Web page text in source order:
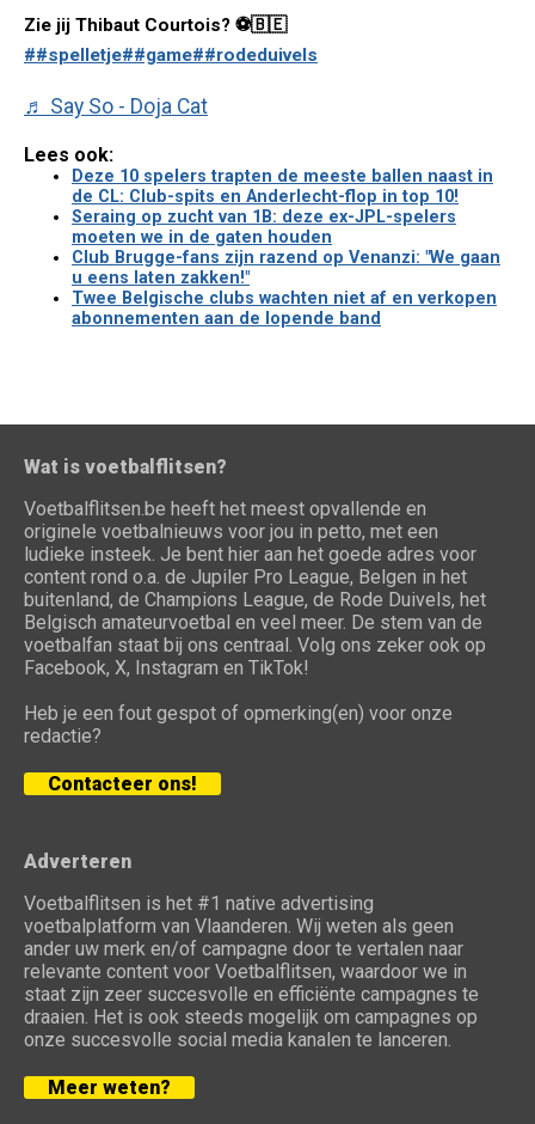
Zie jij Thibaut Courtois? ⚽️🇧🇪
##spelletje##game##rodeduivels
♬ Say So - Doja Cat
Lees ook:
Deze 10 spelers trapten de meeste ballen naast in
de CL: Club-spits en Anderlecht-flop in top 10!
Seraing op zucht van 1B: deze ex-JPL-spelers
moeten we in de gaten houden
Club Brugge-fans zijn razend op Venanzi: "We gaan
u eens laten zakken!"
Twee Belgische clubs wachten niet af en verkopen
abonnementen aan de lopende band
Wat is voetbalflitsen?
Voetbalflitsen.be heeft het meest opvallende en
originele voetbalnieuws voor jou in petto, met een
ludieke insteek. Je bent hier aan het goede adres voor
content rond o.a. de Jupiler Pro League, Belgen in het
buitenland, de Champions League, de Rode Duivels, het
Belgisch amateurvoetbal en veel meer. De stem van de
voetbalfan staat bij ons centraal. Volg ons zeker ook op
Facebook, X, Instagram en TikTok!
Heb je een fout gespot of opmerking(en) voor onze
redactie?
Contacteer ons!
Adverteren
Voetbalflitsen is het #1 native advertising
voetbalplatform van Vlaanderen. Wij weten als geen
ander uw merk en/of campagne door te vertalen naar
relevante content voor Voetbalflitsen, waardoor we in
staat zijn zeer succesvolle en efficiënte campagnes te
draaien. Het is ook steeds mogelijk om campagnes op
onze succesvolle social media kanalen te lanceren.
Meer weten?